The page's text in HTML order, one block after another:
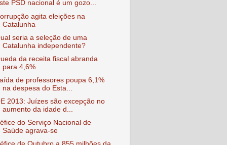
PSD nacional é um gozo...
agita eleições na
Catalunha
seria a seleção de uma
Catalunha independente?
da receita fiscal abranda
para 4,6%
de professores poupa 6,1%
na despesa do Esta...
2013: Juízes são excepção no
aumento da idade d...
do Serviço Nacional de
Saúde agrava-se